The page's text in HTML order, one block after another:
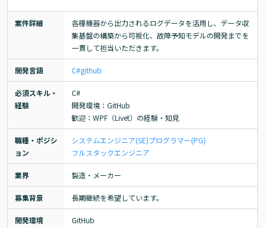
案件詳細
各種機器から出力されるログデータを活用し、データ収
集基盤の構築から可視化、故障予知モデルの開発までを
一貫して担当いただきます。
開発言語 C#github
必須スキル・
経験
C#
開発環境：GitHub
歓迎：WPF（Livet）の経験・知見
職種・ポジシ
ョン
システムエンジニア(SE)プログラマー(PG)
フルスタックエンジニア
業界 製造・メーカー
募集背景 長期継続を希望しています。
開発環境 GitHub